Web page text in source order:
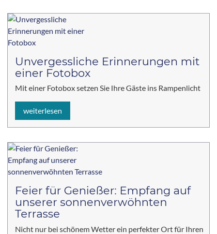
Unvergessliche Erinnerungen mit
einer Fotobox
Mit einer Fotobox setzen Sie Ihre Gäste ins Rampenlicht
weiterlesen
Feier für Genießer: Empfang auf
unserer sonnenverwöhnten
Terrasse
Nicht nur bei schönem Wetter ein perfekter Ort für Ihren